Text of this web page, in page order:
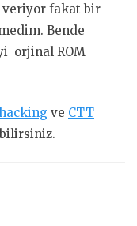
veriyor fakat bir
Bende
orjinal ROM
ve CTT